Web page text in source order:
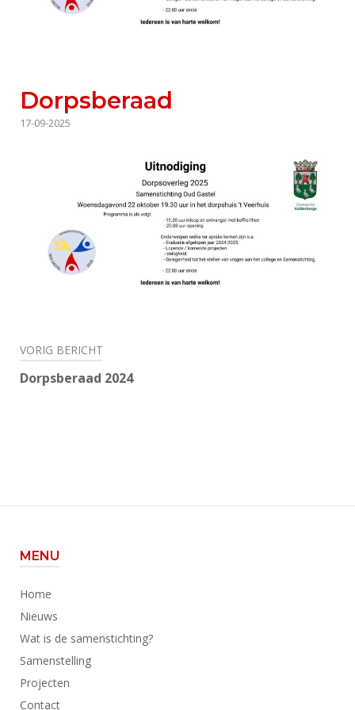
Dorpsberaad
17-09-2025
Bericht
navigatie
VORIG BERICHT
Dorpsberaad 2024
MENU
Home
Nieuws
Wat is de samenstichting?
Samenstelling
Projecten
Contact